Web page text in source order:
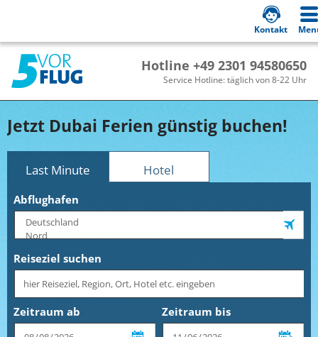
Hotline +49 2301 94580650
Service Hotline: täglich von 8-22 Uhr
Kontakt
Jetzt Dubai Ferien günstig buchen!
Last Minute Hotel
Abflughafen
Reiseziel suchen
Zeitraum ab Zeitraum bis